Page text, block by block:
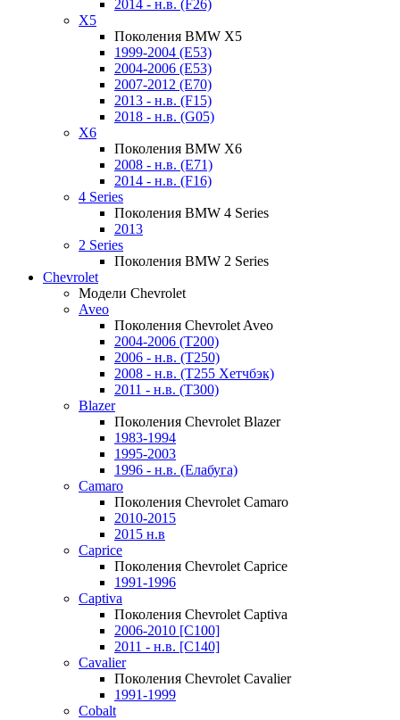
2014 - н.в. (F26)
X5
Поколения BMW X5
1999-2004 (E53)
2004-2006 (E53)
2007-2012 (E70)
2013 - н.в. (F15)
2018 - н.в. (G05)
X6
Поколения BMW X6
2008 - н.в. (E71)
2014 - н.в. (F16)
4 Series
Поколения BMW 4 Series
2013
2 Series
Поколения BMW 2 Series
Chevrolet
Модели Chevrolet
Aveo
Поколения Chevrolet Aveo
2004-2006 (T200)
2006 - н.в. (T250)
2008 - н.в. (T255 Хетчбэк)
2011 - н.в. (Т300)
Blazer
Поколения Chevrolet Blazer
1983-1994
1995-2003
1996 - н.в. (Елабуга)
Camaro
Поколения Chevrolet Camaro
2010-2015
2015 н.в
Caprice
Поколения Chevrolet Caprice
1991-1996
Captiva
Поколения Chevrolet Captiva
2006-2010 [C100]
2011 - н.в. [C140]
Cavalier
Поколения Chevrolet Cavalier
1991-1999
Cobalt